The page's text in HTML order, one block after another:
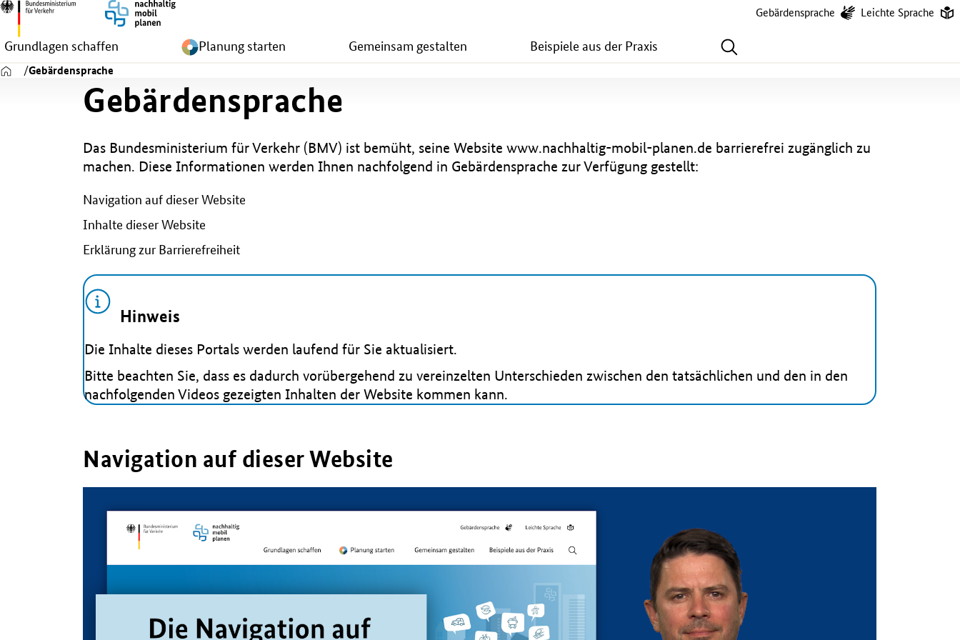
Gebärdensprache Leichte Sprache
Grundlagen schaffen Planung starten Gemeinsam gestalten Beispiele aus der Praxis Zur Suche
Zur Startseite
Gebärdensprache
Gebärdensprache
Das Bundesministerium für Verkehr (BMV) ist bemüht, seine Website www.nachhaltig-mobil-planen.de barrierefrei zugänglich zu
machen. Diese Informationen werden Ihnen nachfolgend in Gebärdensprache zur Verfügung gestellt:
Navigation auf dieser Website
Inhalte dieser Website
Erklärung zur Barrierefreiheit
Hinweis
Die Inhalte dieses Portals werden laufend für Sie aktualisiert. ​
Bitte beachten Sie, dass es dadurch vorübergehend zu vereinzelten Unterschieden zwischen den tatsächlichen und den in den
nachfolgenden Videos gezeigten Inhalten der Website kommen kann.​
Navigation auf dieser Website
Player